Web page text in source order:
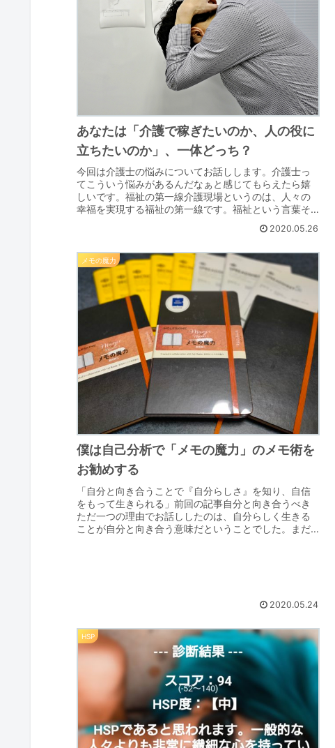
あなたは「介護で稼ぎたいのか、人の役に
立ちたいのか」、一体どっち？
今回は介護士の悩みについてお話しします。介護士っ
てこういう悩みがあるんだなぁと感じてもらえたら嬉
しいです。福祉の第一線介護現場というのは、人々の
幸福を実現する福祉の第一線です。福祉という言葉そ
2020.05.26
メモの魔力
僕は自己分析で「メモの魔力」のメモ術を
お勧めする
「自分と向き合うことで『自分らしさ』を知り、自信
をもって生きられる」前回の記事自分と向き合うべき
ただ一つの理由でお話ししたのは、自分らしく生きる
ことが自分と向き合う意味だということでした。まだ
2020.05.24
HSP